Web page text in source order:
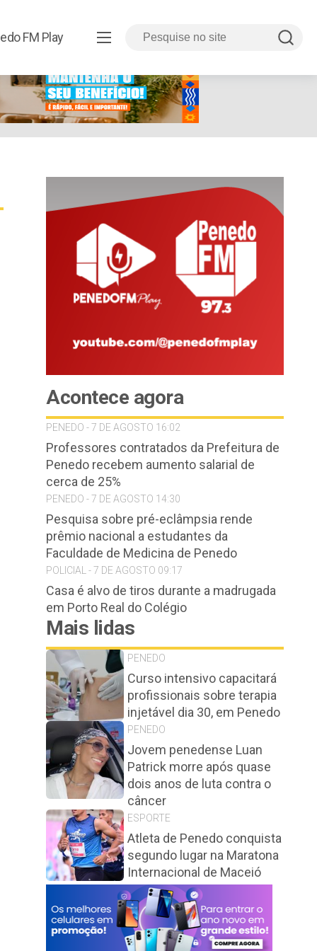
FM Play
Acontece agora
PENEDO - 7 DE AGOSTO 16:02
Professores contratados da Prefeitura de
Penedo recebem aumento salarial de
cerca de 25%
PENEDO - 7 DE AGOSTO 14:30
Pesquisa sobre pré-eclâmpsia rende
prêmio nacional a estudantes da
Faculdade de Medicina de Penedo
POLICIAL - 7 DE AGOSTO 09:17
Casa é alvo de tiros durante a madrugada
em Porto Real do Colégio
Mais lidas
PENEDO
Curso intensivo capacitará
profissionais sobre terapia
injetável dia 30, em Penedo
PENEDO
Jovem penedense Luan
Patrick morre após quase
dois anos de luta contra o
câncer
ESPORTE
Atleta de Penedo conquista
segundo lugar na Maratona
Internacional de Maceió